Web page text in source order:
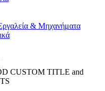
& Μηχανήματα
CUSTOM TITLE and